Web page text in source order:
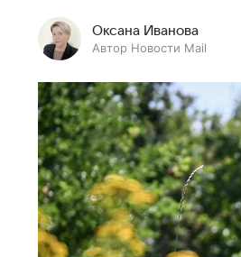
Оксана Иванова
Автор Новости Mail